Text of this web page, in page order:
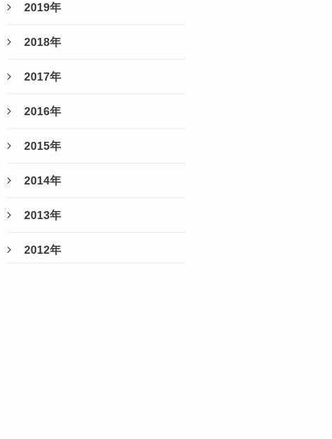
2019年
2018年
2017年
2016年
2015年
2014年
2013年
2012年